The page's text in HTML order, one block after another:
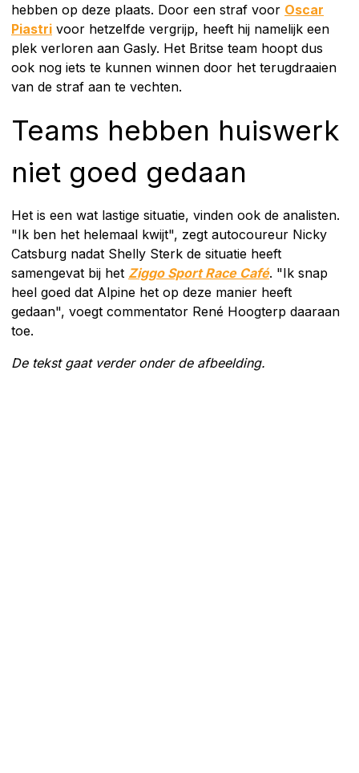
hebben op deze plaats. Door een straf voor Oscar
Piastri voor hetzelfde vergrijp, heeft hij namelijk een
plek verloren aan Gasly. Het Britse team hoopt dus
ook nog iets te kunnen winnen door het terugdraaien
van de straf aan te vechten.
Teams hebben huiswerk
niet goed gedaan
Het is een wat lastige situatie, vinden ook de analisten.
"Ik ben het helemaal kwijt", zegt autocoureur Nicky
Catsburg nadat Shelly Sterk de situatie heeft
samengevat bij het Ziggo Sport Race Café. "Ik snap
heel goed dat Alpine het op deze manier heeft
gedaan", voegt commentator René Hoogterp daaraan
toe.
De tekst gaat verder onder de afbeelding.